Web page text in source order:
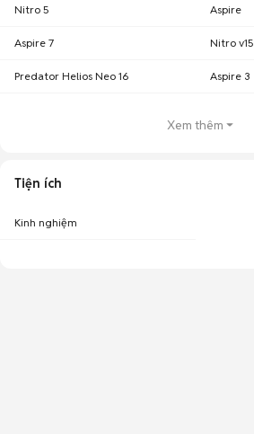
Nitro 5 Aspire
Aspire 7 Nitro v15
Predator Helios Neo 16 Aspire 3
Xem thêm
Tiện ích
Kinh nghiệm